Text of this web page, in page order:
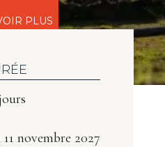
PLUS
novembre 2027